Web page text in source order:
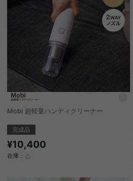
Mobi 超軽量ハンディクリーナー
完成品
¥10,400
在庫：△